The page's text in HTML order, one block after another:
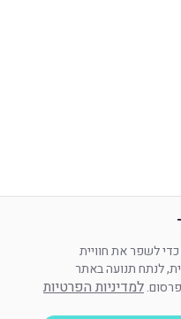
אנו משתמשים בקובצי Cookie כדי לשפר את חוויית
לנתח תנועה באתר
למדיניות הפרטיות